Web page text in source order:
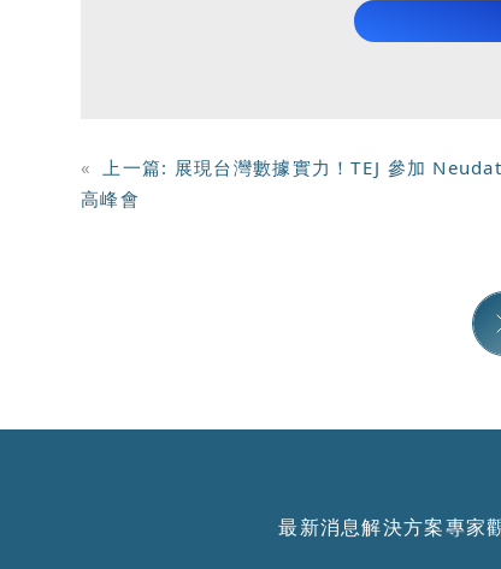
« 上一篇: 展現台灣數據實力！TEJ 參加
高峰會
最新消息解決方案專家